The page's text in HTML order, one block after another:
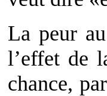
La peur
l’effet de
chance,